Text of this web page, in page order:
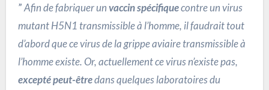
”Afin de fabriquer unvaccin spécifiquecontre un virus
mutant H5N1 transmissible à l’homme, il faudrait tout
d’abord que ce virus de la grippe aviaire transmissible à
l’homme existe. Or, actuellement ce virus n’existe pas,
excepté peut-êtredans quelques laboratoires du